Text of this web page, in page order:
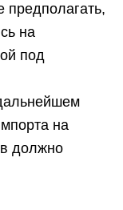
предполагать,
на
под
на
должно